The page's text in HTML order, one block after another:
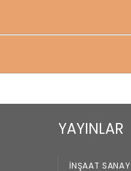
YAYINLAR
İNŞAAT